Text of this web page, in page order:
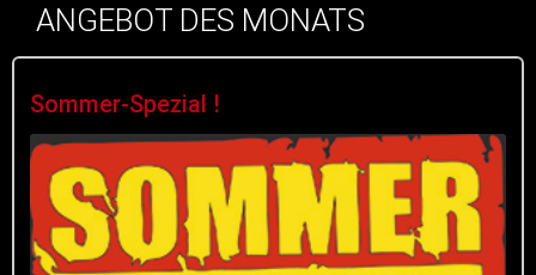
ANGEBOT DES MONATS
Sommer-Spezial !